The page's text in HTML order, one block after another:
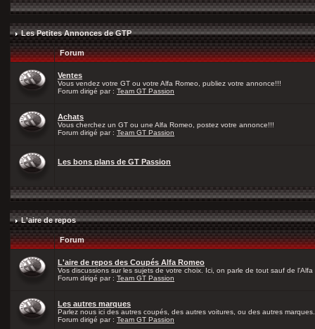
Les Petites Annonces de GTP
Forum
Ventes
Vous vendez votre GT ou votre Alfa Romeo, publiez votre annonce!!!
Forum dirigé par : Team GT Passion
Achats
Vous cherchez un GT ou une Alfa Romeo, postez votre annonce!!!
Forum dirigé par : Team GT Passion
Les bons plans de GT Passion
L'aire de repos
Forum
L'aire de repos des Coupés Alfa Romeo
Vos discussions sur les sujets de votre choix. Ici, on parle de tout sauf de l'Alfa
Forum dirigé par : Team GT Passion
Les autres marques
Parlez nous ici des autres coupés, des autres voitures, ou des autres marques.
Forum dirigé par : Team GT Passion